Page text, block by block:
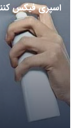
اسپری فیکس